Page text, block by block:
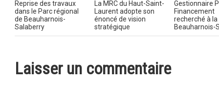
Reprise des travaux
dans le Parc régional
de Beauharnois-
Salaberry
La MRC du Haut-Saint-
Laurent adopte son
énoncé de vision
stratégique
Gestionnaire
Financement
recherché à la
Beauharnois-
Laisser un commentaire